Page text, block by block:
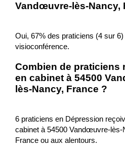
Vandœuvre-lès-Nancy,
Oui, 67% des praticiens (4 sur
visioconférence.
Combien de praticiens
en cabinet à 54500
lès-Nancy, France ?
6 praticiens en Dépression
cabinet à 54500 Vandœuvre-lès-
France ou aux alentours.